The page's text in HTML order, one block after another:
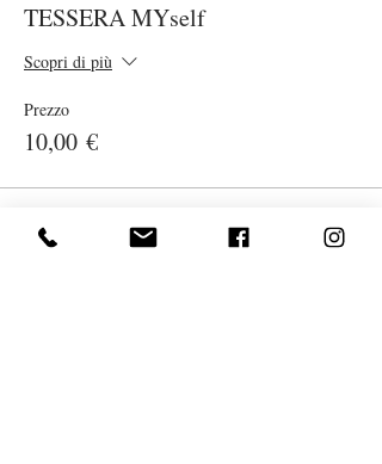
TESSERA MYself
Scopri di più
Prezzo
10,00 €
Vendita terminata